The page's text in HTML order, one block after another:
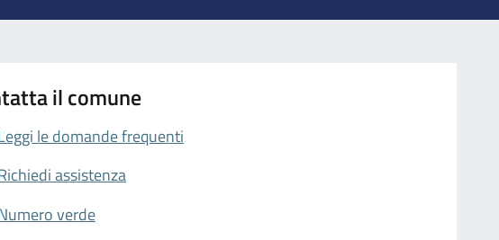
il comune
le domande frequenti
assistenza
verde